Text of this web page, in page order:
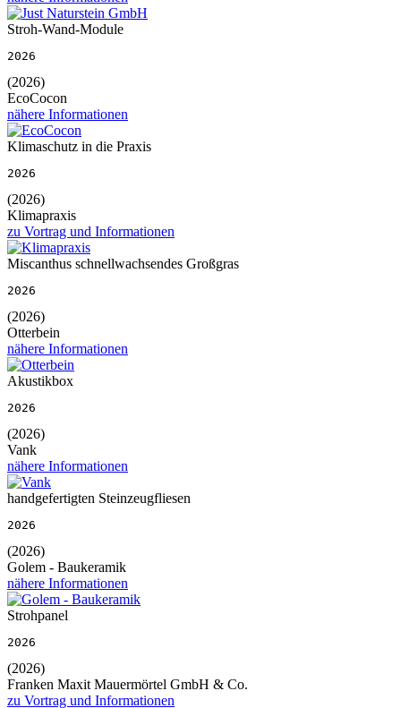
Stroh-Wand-Module
2026
(2026)
EcoCocon
nähere Informationen
Klimaschutz in die Praxis
2026
(2026)
Klimapraxis
zu Vortrag und Informationen
Miscanthus schnellwachsendes Großgras
2026
(2026)
Otterbein
nähere Informationen
Akustikbox
2026
(2026)
Vank
nähere Informationen
handgefertigten Steinzeugfliesen
2026
(2026)
Golem - Baukeramik
nähere Informationen
Strohpanel
2026
(2026)
Franken Maxit Mauermörtel GmbH & Co.
zu Vortrag und Informationen